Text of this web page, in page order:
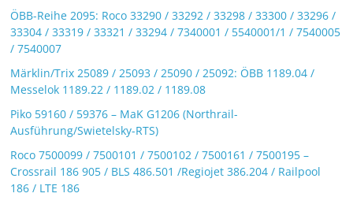
ÖBB-Reihe 2095: Roco 33290 / 33292 / 33298 / 33300 / 33296 /
33304 / 33319 / 33321 / 33294 / 7340001 / 5540001/1 / 7540005
/ 7540007
Märklin/Trix 25089 / 25093 / 25090 / 25092: ÖBB 1189.04 /
Messelok 1189.22 / 1189.02 / 1189.08
Piko 59160 / 59376 – MaK G1206 (Northrail-
Ausführung/Swietelsky-RTS)
Roco 7500099 / 7500101 / 7500102 / 7500161 / 7500195 –
Crossrail 186 905 / BLS 486.501 /Regiojet 386.204 / Railpool
186 / LTE 186